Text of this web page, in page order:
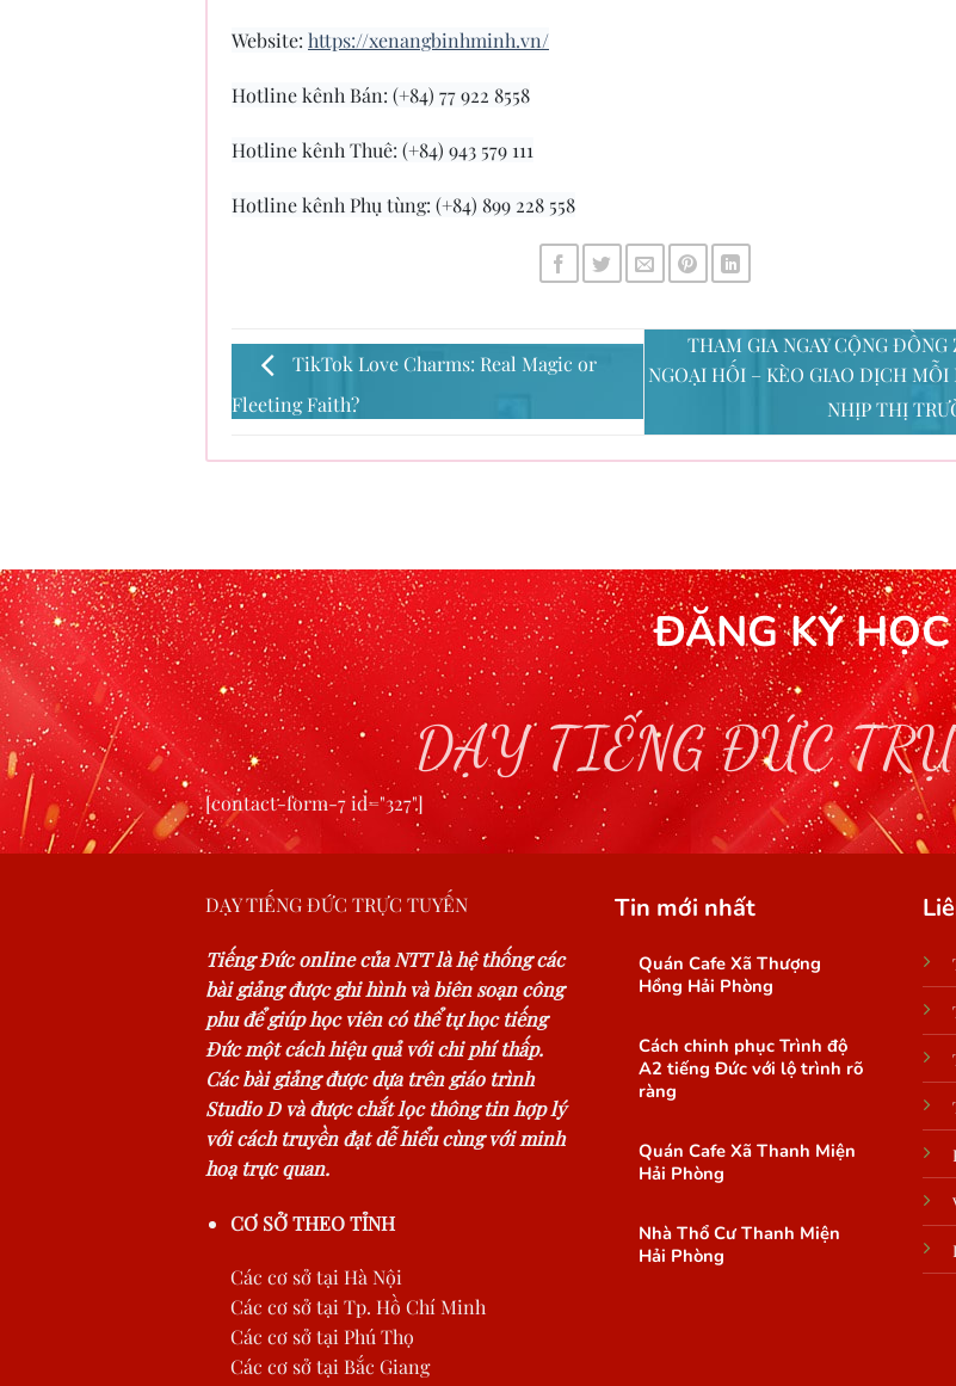
Website: https://xenangbinhminh.vn/
Hotline kênh Bán: (+84) 77 922 8558
Hotline kênh Thuê: (+84) 943 579 111
Hotline kênh Phụ tùng: (+84) 899 228 558
TikTok Love Charms: Real Magic or
Fleeting Faith?
THAM GIA NGAY CỘNG ĐỒNG
NGOẠI HỐI – KÈO GIAO DỊCH MỖI
NHỊP THỊ
ĐĂNG KÝ HỌC
DẠY TIẾNG ĐỨC
[contact-form-7 id="327"]
DẠY TIẾNG ĐỨC TRỰC TUYẾN
Tiếng Đức online của NTT là hệ thống các
bài giảng được ghi hình và biên soạn công
phu để giúp học viên có thể tự học tiếng
Đức một cách hiệu quả với chi phí thấp.
Các bài giảng được dựa trên giáo trình
Studio D và được chắt lọc thông tin hợp lý
với cách truyền đạt dễ hiểu cùng với minh
hoạ trực quan.
CƠ SỞ THEO TỈNH
Các cơ sở tại Hà Nội
Các cơ sở tại Tp. Hồ Chí Minh
Các cơ sở tại Phú Thọ
Các cơ sở tại Bắc Giang
Tin mới nhất
Quán Cafe Xã Thượng
Hồng Hải Phòng
Cách chinh phục Trình độ
A2 tiếng Đức với lộ trình rõ
ràng
Quán Cafe Xã Thanh Miện
Hải Phòng
Nhà Thổ Cư Thanh Miện
Hải Phòng